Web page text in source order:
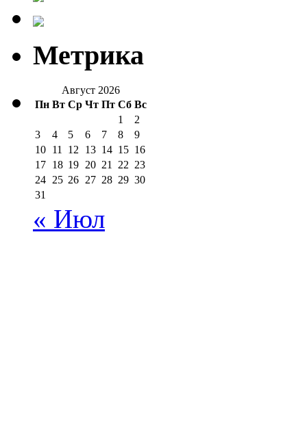
Метрика
Август 2026
Пн Вт Ср Чт Пт Сб Вс
1
2
3
4 5 6 7 8
9
10 11 12 13 14 15 16
17 18 19 20 21 22 23
24 25 26 27 28 29 30
31
« Июл